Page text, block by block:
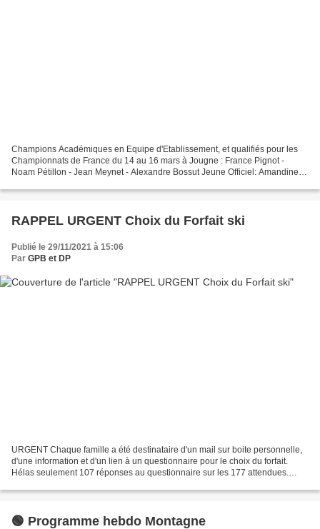
Champions Académiques en Equipe d'Etablissement, et qualifiés pour les
Championnats de France du 14 au 16 mars à Jougne : France Pignot -
Noam Pétillon - Jean Meynet - Alexandre Bossut Jeune Officiel: Amandine
RAPPEL URGENT Choix du Forfait ski
Publié le 29/11/2021 à 15:06
Par GPB et DP
URGENT Chaque famille a été destinataire d'un mail sur boite personnelle,
d'une information et d'un lien à un questionnaire pour le choix du forfait.
Hélas seulement 107 réponses au questionnaire sur les 177 attendues.
🟢 Programme hebdo Montagne